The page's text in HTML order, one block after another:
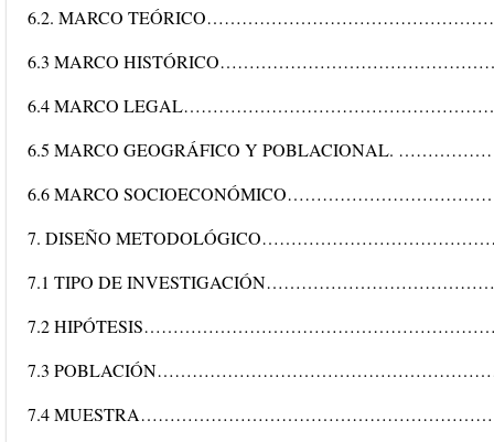
6.2. MARCO
6.3 MARCO
6.4 MARCO
6.5 MARCO GEOGRÁFICO Y POBLACIONAL.
6.6 MARCO
7. DISEÑO
7.1 TIPO DE
7.2
7.3
7.4